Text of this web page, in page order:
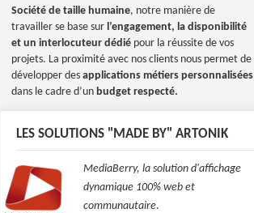
Société de taille humaine, notre manière de
travailler se base sur l’engagement, la disponibilité
et un interlocuteur dédié pour la réussite de vos
projets. La proximité avec nos clients nous permet de
développer des applications métiers personnalisées
dans le cadre d’un budget respecté.
LES SOLUTIONS "MADE BY" ARTONIK
MediaBerry, la solution d'affichage
dynamique 100% web et
communautaire.